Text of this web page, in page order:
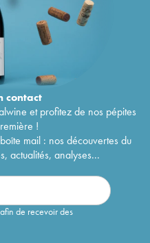
contact
et profitez de nos pépites
!
mail : nos découvertes du
actualités, analyses...
de recevoir des